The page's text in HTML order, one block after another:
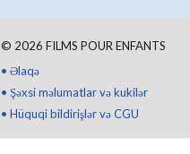
© 2026 FILMS POUR ENFANTS
• Əlaqə
• Şəxsi məlumatlar və kukilər
• Hüquqi bildirişlər və CGU